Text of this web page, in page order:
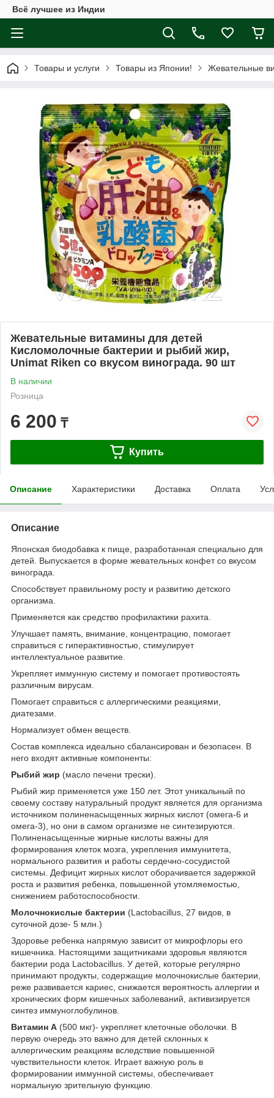
Всё лучшее из Индии
Товары и услуги Товары из Японии! Жевательные
Жевательные витамины для детей
Кисломолочные бактерии и рыбий жир,
Unimat Riken со вкусом винограда. 90 шт
В наличии
Розница
6 200 ₸
Купить
Описание Характеристики Доставка Оплата
Описание
Японская биодобавка к пище, разработанная специально для
детей. Выпускается в форме жевательных конфет со вкусом
винограда.
Способствует правильному росту и развитию детского
организма.
Применяется как средство профилактики рахита.
Улучшает память, внимание, концентрацию, помогает
справиться с гиперактивностью, стимулирует
интеллектуальное развитие.
Укрепляет иммунную систему и помогает противостоять
различным вирусам.
Помогает справиться с аллергическими реакциями,
диатезами.
Нормализует обмен веществ.
Состав комплекса идеально сбалансирован и безопасен. В
него входят активные компоненты:
Рыбий жир (масло печени трески).
Рыбий жир применяется уже 150 лет. Этот уникальный по
своему составу натуральный продукт является для организма
источником полиненасыщенных жирных кислот (омега-6 и
омега-3), но они в самом организме не синтезируются.
Полиненасыщенные жирные кислоты важны для
формирования клеток мозга, укрепления иммунитета,
нормального развития и работы сердечно-сосудистой
системы. Дефицит жирных кислот оборачивается задержкой
роста и развития ребенка, повышенной утомляемостью,
снижением работоспособности.
Молочнокислые бактерии (Lactobacillus, 27 видов, в
суточной дозе- 5 млн.)
Здоровье ребенка напрямую зависит от микрофлоры его
кишечника. Настоящими защитниками здоровья являются
бактерии рода Lactobacillus. У детей, которые регулярно
принимают продукты, содержащие молочнокислые бактерии,
реже развивается кариес, снижается вероятность аллергии и
хронических форм кишечных заболеваний, активизируется
синтез иммуноглобулинов.
Витамин А (500 мкг)- укрепляет клеточные оболочки. В
первую очередь это важно для детей склонных к
аллергическим реакциям вследствие повышенной
чувствительности клеток. Играет важную роль в
формировании иммунной системы, обеспечивает
нормальную зрительную функцию.